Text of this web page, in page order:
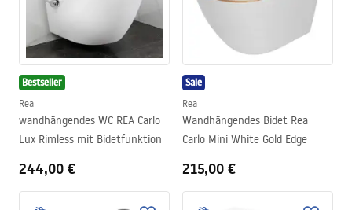
Bestseller
Rea
wandhängendes WC REA Carlo
Lux Rimless mit Bidetfunktion
244,00 €
Sale
Rea
Wandhängendes Bidet Rea
Carlo Mini White Gold Edge
215,00 €